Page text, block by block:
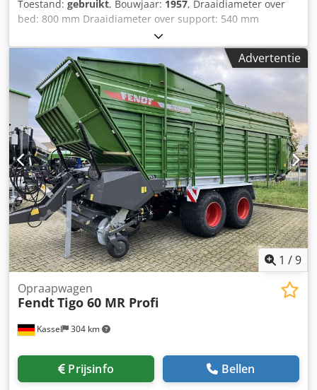
Splijtkracht: 22 ton -- Eigen gewicht: 340 kg -- Aandrijving:
Elektro (400V 5,5 kW, 16A) of aftakas (540 tpm) Basismaten -
- Totale lengte: 1300 mm -- Totale breedte: 1450 mm --
Totale hoogte: 2470 mm -- Diameter hydraulische cilinder:
11,5 cm -- Zuigerstangdiameter: 6 cm -- Splijtkeillengte: 22
cm -- Max. / min. splijtdiameter: 40 cm / 8 cm -- Afstand
tussen keil en bodem: 16 cm Snelheid -- Cilindersnelheid
aftakas: vooruit 5,5 s / terug 9,5 s -- Cilindersnelheid
elektromotor: vooruit 7,5 s / terug 14,5 s Service en
levering Dksdpfx Aow Smphsmyjr -- Reserveonderdelen
altijd op voorraad -- Levering of afhalen in 48465 Schüttorf
mogelijk (uitsluitend op afspraak) -- Financiering en leasing
op aanvraag Wij adviseren u graag persoonlijk over de
SCHORR HS-22PE PRO.
Toestand: gebruikt, Bouwjaar: 1957, Draaidiameter over
bed: 800 mm Draaidiameter over support: 540 mm
Draailengte: 4000 mm Spitshoogte: 400 mm Djdpfx Aoxwp
Ehsmyjkr Spitsafstand: 4000 mm Toerental hoofdspil: 9 -
1140 omw/min Spildoorlaat: 96 mm Machinegewicht ca.:
8,5 t Afmetingen van de machine (L x B x H): 7,0 x 1,70 x
1,70 m - met brug - Accessoires: FORKARDT 3-klauwplaat
400 mm, 4-klauwplaat 500 mm, vlakplaat 800 mm, digitale
uitlezing op X- en Z-as (ACU-RITE), MULTIFIX-kop met
diverse inzetstukken, 2 vaste lunetten, 1 middelste lunette,
middenspit, koelinrichting
Advertentie
1 /9
Kassel 304 km
Opraapwagen
FendtTigo 60 MR Profi
Prijsinfo Bellen